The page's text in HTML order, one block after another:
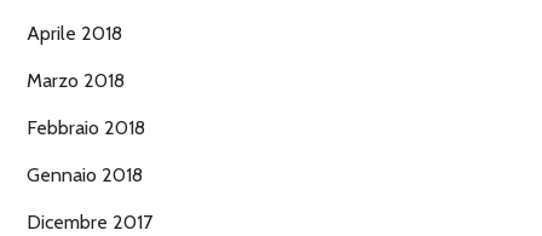
Aprile 2018
Marzo 2018
Febbraio 2018
Gennaio 2018
Dicembre 2017